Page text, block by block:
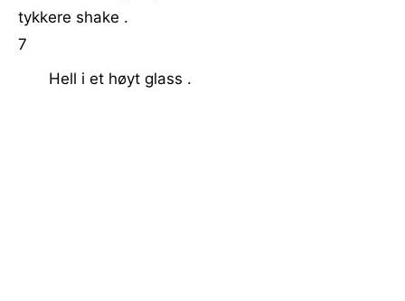
tykkere shake .
7
Hell i et høyt glass .